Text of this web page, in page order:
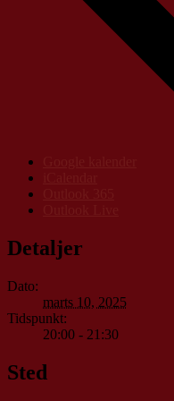
Detaljer
Dato:
marts 10, 2025
Tidspunkt:
20:00 - 21:30
Sted